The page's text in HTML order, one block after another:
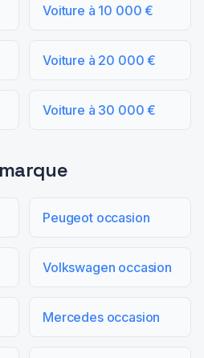
Voiture à 10 000 €
Voiture à 20 000 €
Voiture à 30 000 €
Peugeot occasion
Volkswagen occasion
Mercedes occasion